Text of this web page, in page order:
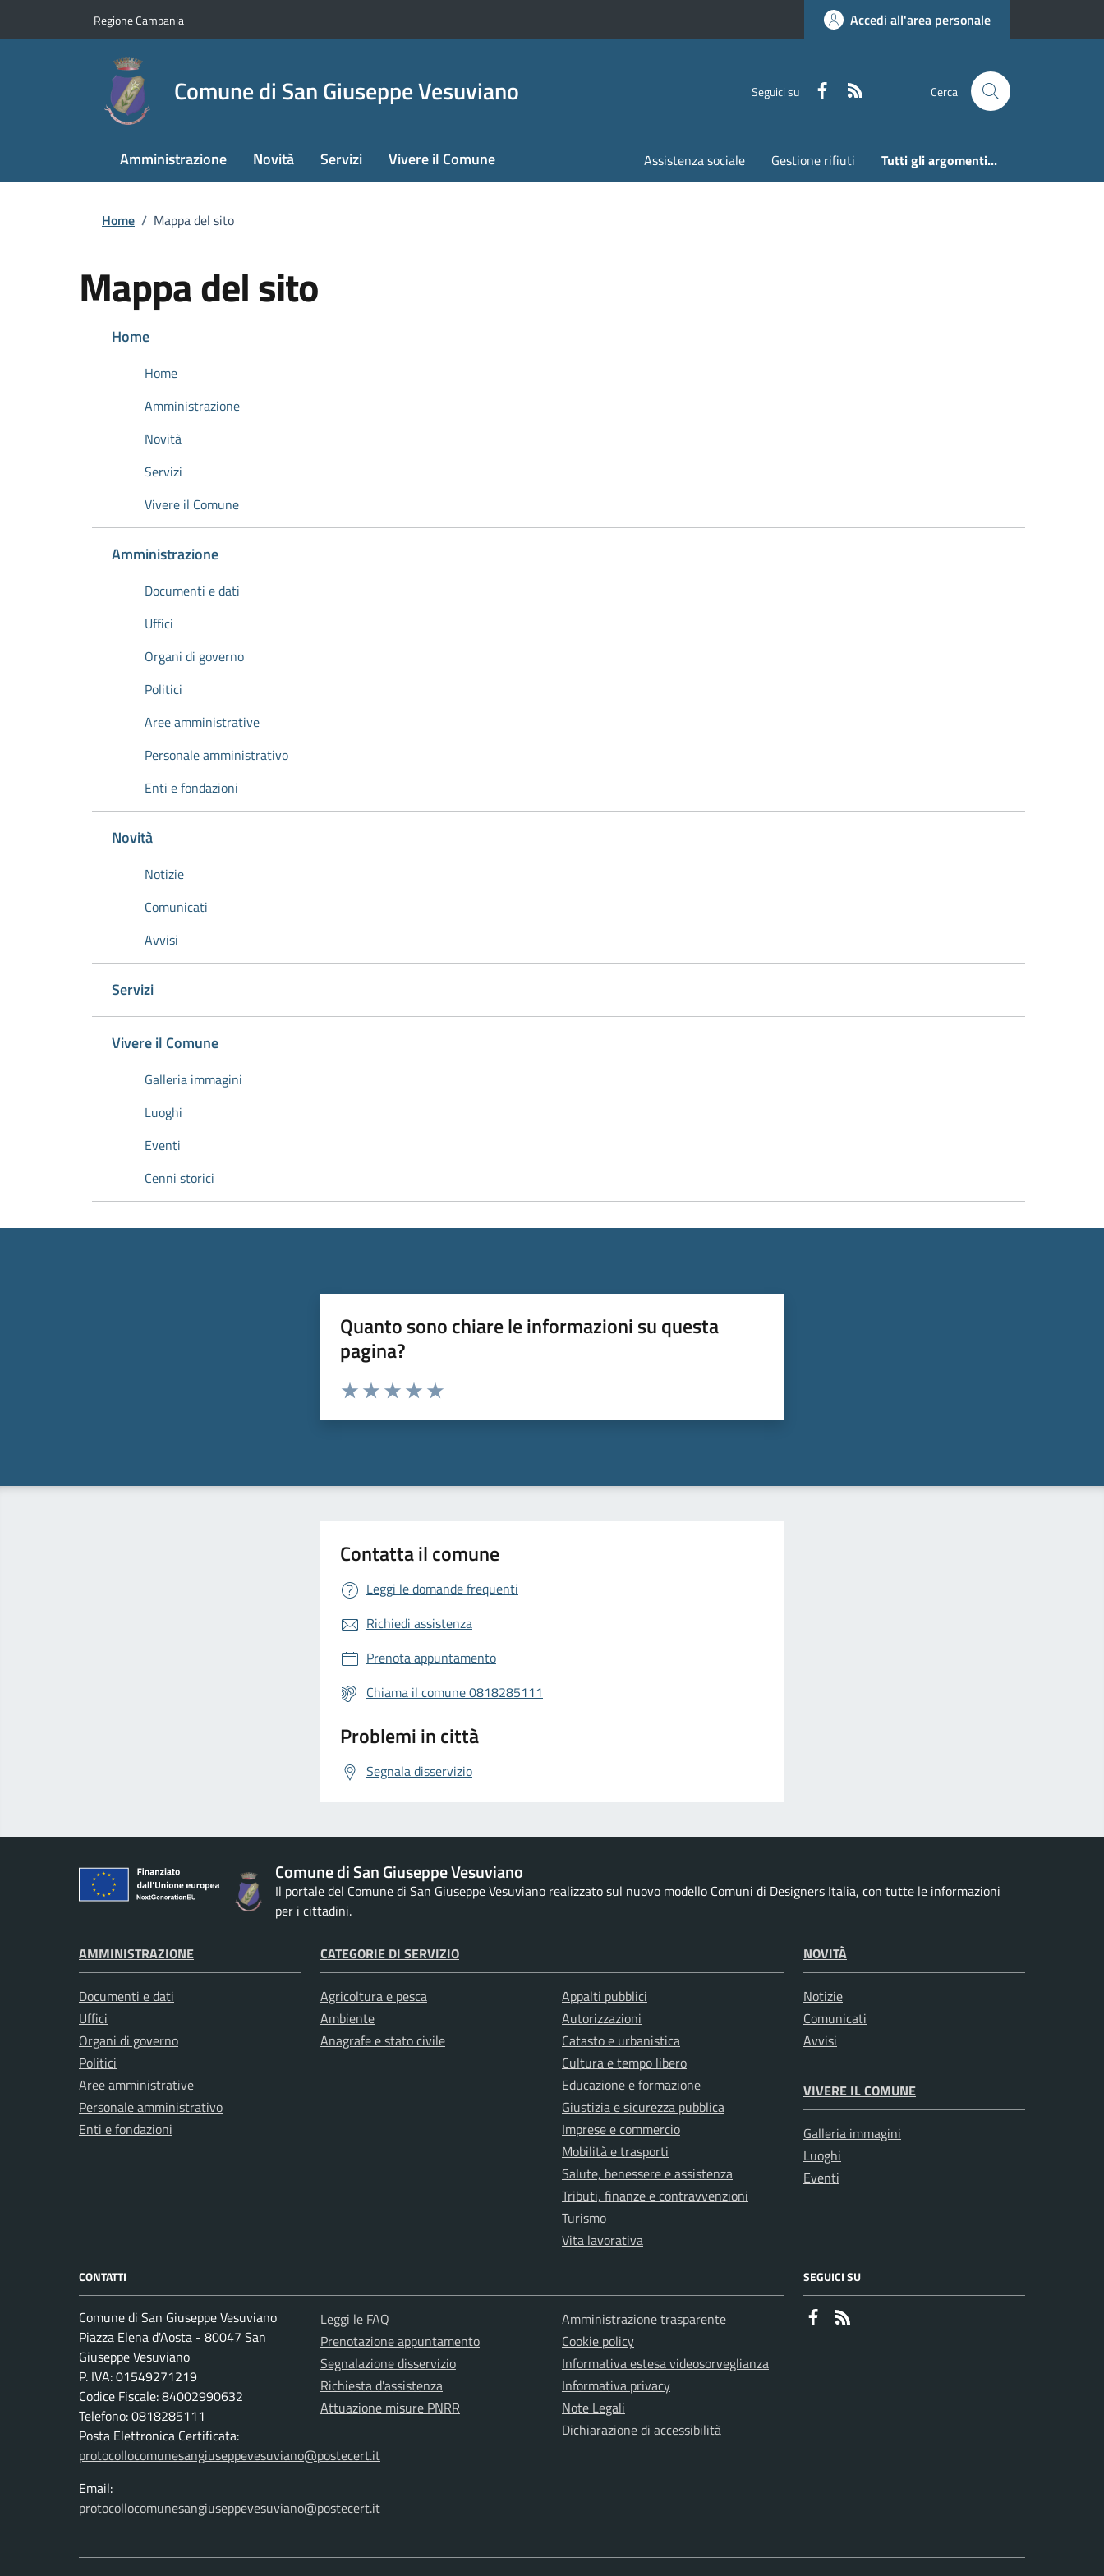
Regione Campania Accedi all'area personale
Comune di San Giuseppe Vesuviano Seguici su Faceboook Cerca
Amministrazione Novità Servizi Vivere il Comune Assistenza sociale Gestione rifiuti Tutti gli argomenti...
Home / Mappa del sito
Mappa del sito
Home
Home
Amministrazione
Novità
Servizi
Vivere il Comune
Amministrazione
Documenti e dati
Uffici
Organi di governo
Politici
Aree amministrative
Personale amministrativo
Enti e fondazioni
Novità
Notizie
Comunicati
Avvisi
Servizi
Vivere il Comune
Galleria immagini
Luoghi
Eventi
Cenni storici
Quanto sono chiare le informazioni su questa
pagina?
Valuta da 1 a 5 stelle la pagina
Contatta il comune
Leggi le domande frequenti
Richiedi assistenza
Prenota appuntamento
Chiama il comune 0818285111
Problemi in città
Segnala disservizio
Comune di San Giuseppe Vesuviano
Il portale del Comune di San Giuseppe Vesuviano realizzato sul nuovo modello Comuni di Designers Italia, con tutte le informazioni
per i cittadini.
AMMINISTRAZIONE
Documenti e dati
Uffici
Organi di governo
Politici
Aree amministrative
Personale amministrativo
Enti e fondazioni
CATEGORIE DI SERVIZIO
Agricoltura e pesca
Ambiente
Anagrafe e stato civile
Appalti pubblici
Autorizzazioni
Catasto e urbanistica
Cultura e tempo libero
Educazione e formazione
Giustizia e sicurezza pubblica
Imprese e commercio
Mobilità e trasporti
Salute, benessere e assistenza
Tributi, finanze e contravvenzioni
Turismo
Vita lavorativa
NOVITÀ
Notizie
Comunicati
Avvisi
VIVERE IL COMUNE
Galleria immagini
Luoghi
Eventi
CONTATTI
Comune di San Giuseppe Vesuviano
Piazza Elena d'Aosta - 80047 San
Giuseppe Vesuviano
P. IVA: 01549271219
Codice Fiscale: 84002990632
Telefono: 0818285111
Posta Elettronica Certificata:
protocollocomunesangiuseppevesuviano@postecert.it
Email:
protocollocomunesangiuseppevesuviano@postecert.it
Leggi le FAQ
Prenotazione appuntamento
Segnalazione disservizio
Richiesta d'assistenza
Attuazione misure PNRR
Amministrazione trasparente
Cookie policy
Informativa estesa videosorveglianza
Informativa privacy
Note Legali
Dichiarazione di accessibilità
SEGUICI SU
Faceboook